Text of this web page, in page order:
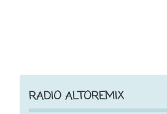
RADIO ALTOREMIX